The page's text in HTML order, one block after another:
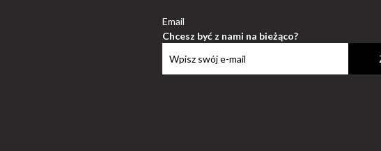
Email
Chcesz być z nami na bieżąco?